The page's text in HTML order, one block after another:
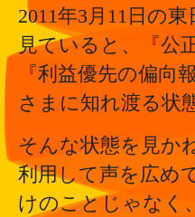
2011年3月11日の
見ていると、『公
『利益優先の偏
さまに知れ渡る状
そんな状態を見か
利用して声を広め
けのことじゃなく